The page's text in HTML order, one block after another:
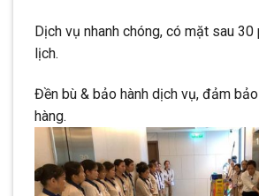
Dịch vụ nhanh chóng, có mặt sau
lịch.
Đền bù & bảo hành dịch vụ, đảm
hàng.